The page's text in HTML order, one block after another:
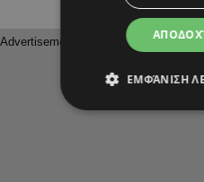
ΕΜΦΆΝΙΣΗ